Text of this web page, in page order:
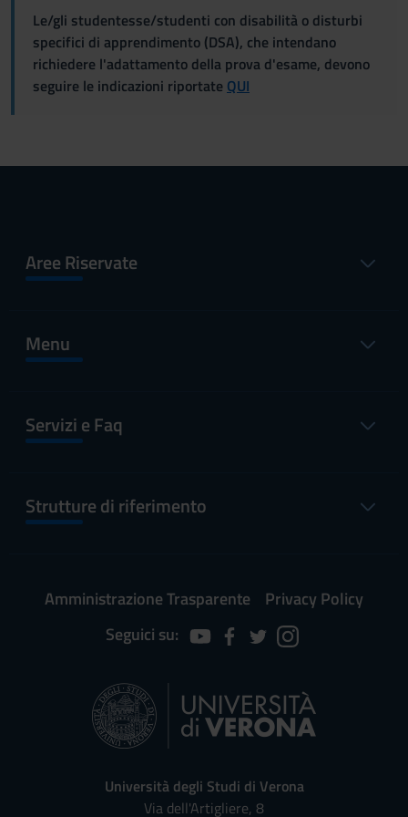
Le/gli studentesse/studenti con disabilità o disturbi
specifici di apprendimento (DSA), che intendano
richiedere l'adattamento della prova d'esame, devono
seguire le indicazioni riportate QUI
Aree Riservate
Menu
Servizi e Faq
Strutture di riferimento
Amministrazione Trasparente
Privacy Policy
Seguici su:
Università degli Studi di Verona
Via dell'Artigliere, 8